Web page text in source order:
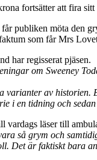
fortsätter att fira sitt
publiken möta den
som får Mrs
har regisserat pjäsen.
om Sweeney
varianter av
i en tidning och
vardags läser till
så grym och
Det är faktiskt bara